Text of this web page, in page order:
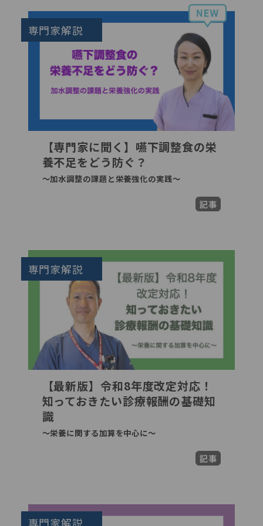
専門家解説
【専門家に聞く】嚥下調整食の栄
養不足をどう防ぐ？
〜加水調整の課題と栄養強化の実践〜
記事
専門家解説
【最新版】令和8年度改定対応！
知っておきたい診療報酬の基礎知
識
～栄養に関する加算を中心に～
記事
専門家解説